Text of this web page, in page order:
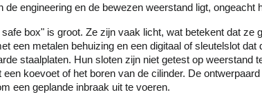
de engineering en de bewezen weerstand ligt, ongeacht
box" is groot. Ze zijn vaak licht, wat betekent dat
een metalen behuizing en een digitaal of sleutelslot
staalplaten. Hun sloten zijn niet getest op
koevoet of het boren van de cilinder. De
een geplande inbraak uit te voeren.